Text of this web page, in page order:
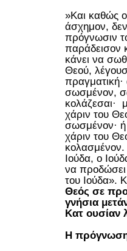
»Και καθώς
άσχημον,
πρόγνωσιν
παράδεισον
κάνει να
Θεού,
πραγματική·
σωσμένον,
κολάζεσαι·
χάριν του
σωσμένον· ή
χάριν του
κολασμένον.
Ιούδα, ο
να προδώσει
του Ιούδα».
Θεός σε
γνήσια
Κατ ουσίαν
Η